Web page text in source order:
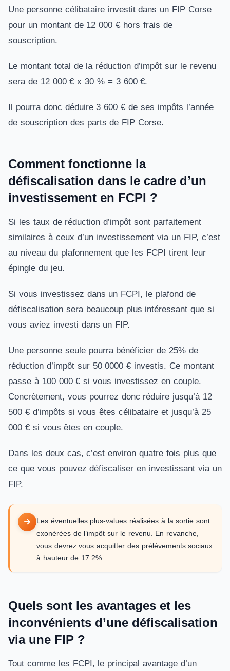
Une personne célibataire investit dans un FIP Corse
pour un montant de 12 000 € hors frais de
souscription.
Le montant total de la réduction d’impôt sur le revenu
sera de 12 000 € x 30 % = 3 600 €.
Il pourra donc déduire 3 600 € de ses impôts l’année
de souscription des parts de FIP Corse.
Comment fonctionne la
défiscalisation dans le cadre d’un
investissement en FCPI ?
Si les taux de réduction d’impôt sont parfaitement
similaires à ceux d’un investissement via un FIP, c’est
au niveau du plafonnement que les FCPI tirent leur
épingle du jeu.
Si vous investissez dans un FCPI, le plafond de
défiscalisation sera beaucoup plus intéressant que si
vous aviez investi dans un FIP.
Une personne seule pourra bénéficier de 25% de
réduction d’impôt sur 50 0000 € investis. Ce montant
passe à 100 000 € si vous investissez en couple.
Concrètement, vous pourrez donc réduire jusqu’à 12
500 € d’impôts si vous êtes célibataire et jusqu’à 25
000 € si vous êtes en couple.
Dans les deux cas, c’est environ quatre fois plus que
ce que vous pouvez défiscaliser en investissant via un
FIP.
Les éventuelles plus-values réalisées à la sortie sont
exonérées de l’impôt sur le revenu. En revanche,
vous devrez vous acquitter des prélèvements sociaux
à hauteur de 17.2%.
Quels sont les avantages et les
inconvénients d’une défiscalisation
via une FIP ?
Tout comme les FCPI, le principal avantage d’un